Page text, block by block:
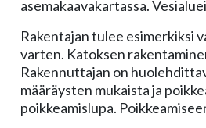
asemakaavakartassa.
Rakentajan tulee esimerkiksi
varten. Katoksen
Rakennuttajan on
määräysten mukaista ja
poikkeamislupa.